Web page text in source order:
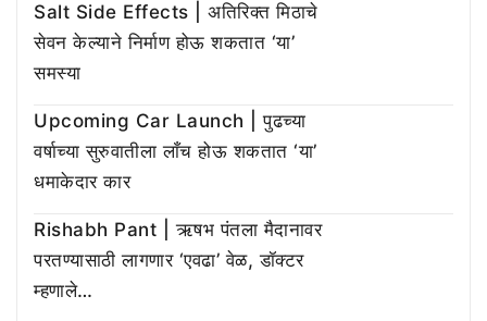
Salt Side Effects | अतिरिक्त मिठाचे
सेवन केल्याने निर्माण होऊ शकतात ‘या’
समस्या
Upcoming Car Launch | पुढच्या
वर्षाच्या सुरुवातीला लाँच होऊ शकतात ‘या’
धमाकेदार कार
Rishabh Pant | ऋषभ पंतला मैदानावर
परतण्यासाठी लागणार ‘एवढा’ वेळ, डॉक्टर
म्हणाले…